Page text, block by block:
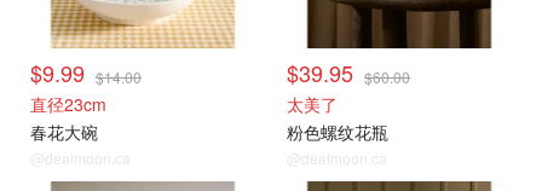
$9.99 $14.00
直径23cm
春花大碗
@dealmoon.ca
$39.95 $60.00
太美了
粉色螺纹花瓶
@dealmoon.ca